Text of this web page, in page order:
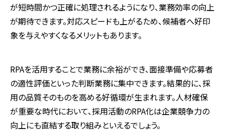
が短時間かつ正確に処理されるようになり、業務効率の向上
が期待できます。対応スピードも上がるため、候補者へ好印
象を与えやすくなるメリットもあります。
RPAを活用することで業務に余裕ができ、面接準備や応募者
の適性評価といった判断業務に集中できます。結果的に、採
用の品質そのものを高める好循環が生まれます。人材確保
が重要な時代において、採用活動のRPA化は企業競争力の
向上にも直結する取り組みといえるでしょう。